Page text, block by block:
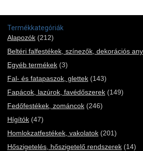
Termékkategóriák
Alapozók (212)
Beltéri falfestékek, színezők, dekorációs
Egyéb termékek (3)
Fal- és fatapaszok, glettek (143)
Fapácok, lazúrok, favédőszerek (149)
Fedőfestékek, zománcok (246)
Hígítók (47)
Homlokzatfestékek, vakolatok (201)
Hőszigetelés, hőszigetelő rendszerek (14)